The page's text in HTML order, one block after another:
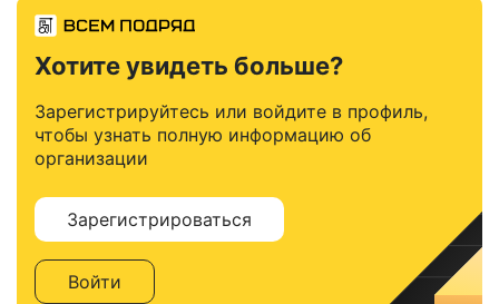
Хотите увидеть больше?
Зарегистрируйтесь или войдите в профиль,
чтобы узнать полную информацию об
организации
Зарегистрироваться
Войти